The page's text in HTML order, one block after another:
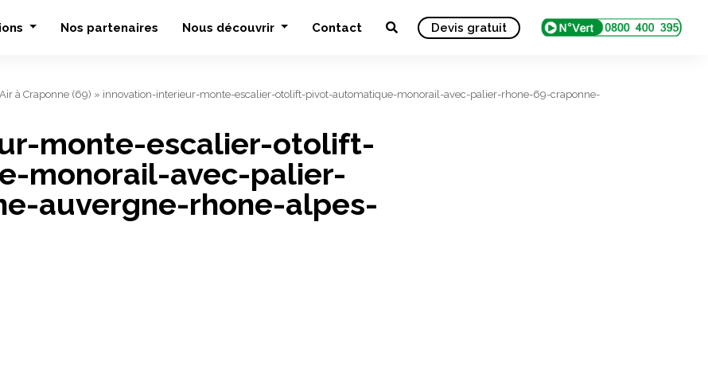
Nos partenaires Nous découvrir Contact Devis gratuit
à Craponne (69) » innovation-interieur-monte-escalier-otolift-pivot-automatique-monorail-avec-palier-rhone-69-craponne-
monte-escalier-otolift-
monorail-avec-palier-
auvergne-rhone-alpes-